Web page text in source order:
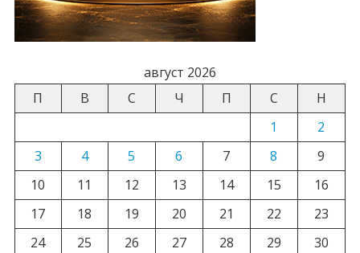
август 2026
П
В С Ч П С
Н
1
2
3
4 5 6 7 8
9
10
11 12 13 14 15
16
17
18 19 20 21 22
23
24
25 26 27 28 29
30